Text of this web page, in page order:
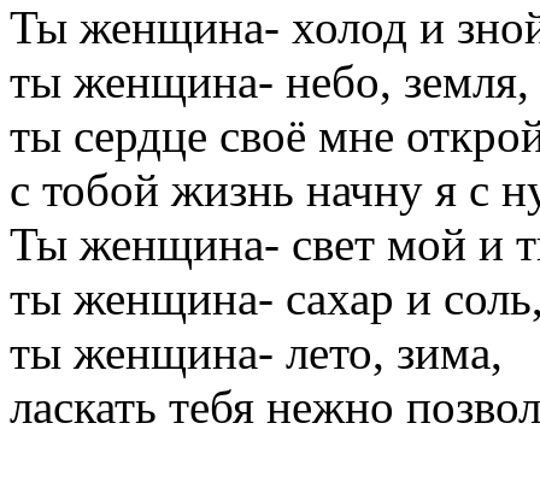
Ты женщина- холод и
ты женщина- небо, земля,
ты сердце своё мне
с тобой жизнь начну я с
Ты женщина- свет мой и
ты женщина- сахар и
ты женщина- лето, зима,
ласкать тебя нежно